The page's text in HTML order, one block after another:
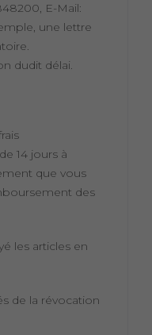
E-Mail:
une lettre
dudit délai.
14 jours à
que vous
des
les articles en
de la révocation